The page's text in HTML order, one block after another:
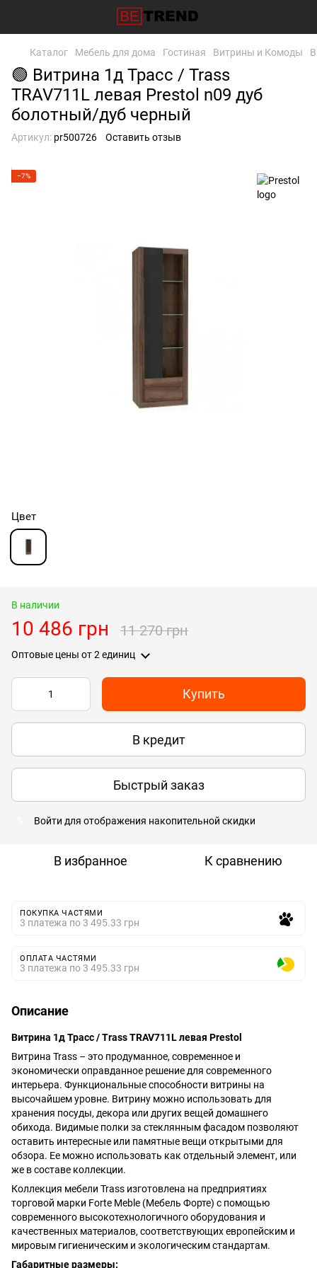
Каталог Мебель для дома Гостиная Витрины и Комоды
🟢 Витрина 1д Трасс / Trass
TRAV711L левая Prestol n09 дуб
болотный/дуб черный
Артикул: pr500726 Оставить отзыв
−7%
Цвет
В наличии
10 486 грн 11 270 грн
Оптовые цены от 2 единиц
Купить
В кредит
Быстрый заказ
Войти для отображения накопительной скидки
В избранное К сравнению
ПОКУПКА ЧАСТЯМИ
3 платежа по 3 495.33 грн
ОПЛАТА ЧАСТЯМИ
3 платежа по 3 495.33 грн
Описание
Витрина 1д Трасс / Trass TRAV711L левая Prestol
Витрина Trass – это продуманное, современное и
экономически оправданное решение для современного
интерьера. Функциональные способности витрины на
высочайшем уровне. Витрину можно использовать для
хранения посуды, декора или других вещей домашнего
обихода. Видимые полки за стеклянным фасадом позволяют
оставить интересные или памятные вещи открытыми для
обзора. Ее можно использовать как отдельный элемент, или
же в составе коллекции.
Коллекция мебели Trass изготовлена ​​на предприятиях
торговой марки Forte Meble (Мебель Форте) с помощью
современного высокотехнологичного оборудования и
качественных материалов, соответствующих европейским и
мировым гигиеническим и экологическим стандартам.
Габаритные размеры: